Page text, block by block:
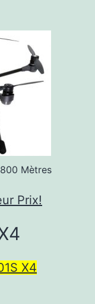
Mètres
Prix!
X4